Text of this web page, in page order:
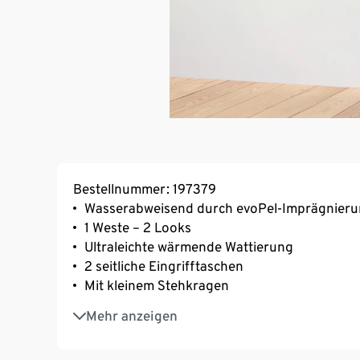
Bestellnummer: 197379
Wasserabweisend durch evoPel-
1 Weste – 2 Looks
Ultraleichte wärmende Wattierung
2 seitliche Eingrifftaschen
Mit kleinem Stehkragen
Mehr anzeigen
Reißverschluss mit Kinnschutz